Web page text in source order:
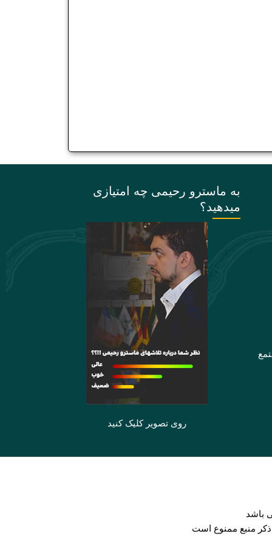
به ماسترو رحیمی چه امتیازی
میدهید؟
روی تصویر کلیک کنید
باشد
ذکر منبع ممنوع است